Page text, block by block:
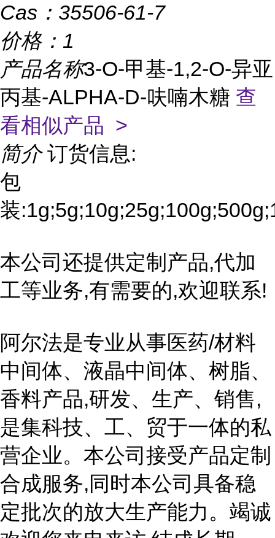
Cas： 35506-61-7
价格： 1
产品名称3-O-甲基-1,2-O-异亚
丙基-ALPHA-D-呋喃木糖 查
看相似产品 >
简介 订货信息:
包
装
本公司还提供定制产品,代加
工等业务,有需要的,欢迎联系!
阿尔法是专业从事医药/材料
中间体、液晶中间体、树脂、
香料产品,研发、生产、销售,
是集科技、工、贸于一体的私
营企业。本公司接受产品定制
合成服务,同时本公司具备稳
定批次的放大生产能力。竭诚